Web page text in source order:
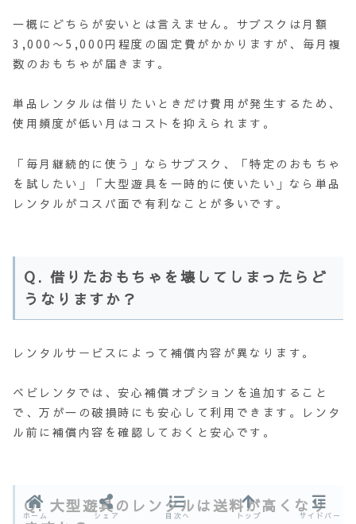
一概にどちらが安いとは言えません。サブスクは月額
3,000〜5,000円程度の固定費がかかりますが、毎月複
数のおもちゃが届きます。
単品レンタルは借りたいときだけ費用が発生するため、
使用頻度が低い月はコストを抑えられます。
「毎月継続的に使う」ならサブスク、「特定のおもちゃ
を試したい」「大型遊具を一時的に使いたい」なら単品
レンタルがコスパ面で有利なことが多いです。
Q. 借りたおもちゃを壊してしまったらど
うなりますか？
レンタルサービスによって補償内容が異なります。
ベビレンタでは、安心補償オプションを追加すること
で、万が一の破損時にも安心して利用できます。レンタ
ル前に補償内容を確認しておくと安心です。
Q. 大型遊具のレンタルは送料が高くなり
ホーム シェア 目次へ トップ サイドバー